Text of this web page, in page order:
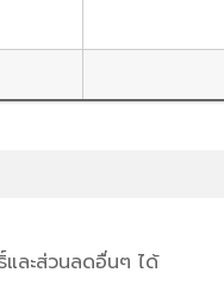
ละส่วนลดอื่นๆ ได้